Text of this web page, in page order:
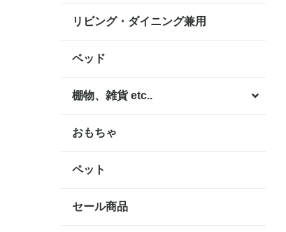
リビング・ダイニング兼用
ベッド
棚物、雑貨 etc..
おもちゃ
ペット
セール商品